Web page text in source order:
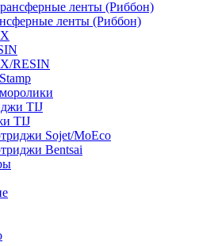
ленты (Риббон)
RESIN
TIJ
Sojet/MoEco
Bentsai